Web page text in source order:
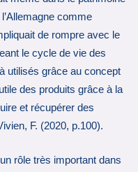
comme
de rompre avec le
le cycle de vie des
utilisés grâce au concept
des produits grâce à la
et récupérer des
F. (2020, p.100).
rôle très important dans